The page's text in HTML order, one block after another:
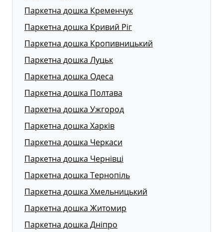
Паркетна дошка Кременчук
Паркетна дошка Кривий Ріг
Паркетна дошка Кропивницький
Паркетна дошка Луцьк
Паркетна дошка Одеса
Паркетна дошка Полтава
Паркетна дошка Ужгород
Паркетна дошка Харків
Паркетна дошка Черкаси
Паркетна дошка Чернівці
Паркетна дошка Тернопіль
Паркетна дошка Хмельницький
Паркетна дошка Житомир
Паркетна дошка Дніпро